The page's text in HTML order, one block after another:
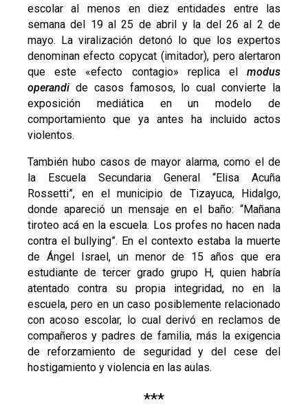
escolar al menos en diez entidades entre las
semana del 19 al 25 de abril y la del 26 al 2 de
mayo. La viralización detonó lo que los expertos
denominan efecto copycat (imitador), pero alertaron
que este «efecto contagio» replica elmodus
operandide casos famosos, lo cual convierte la
exposición mediática en un modelo de
comportamiento que ya antes ha incluido actos
violentos.
También hubo casos de mayor alarma, como el de
la Escuela Secundaria General “Elisa Acuña
Rossetti”, en el municipio de Tizayuca, Hidalgo,
donde apareció un mensaje en el baño: “Mañana
tiroteo acá en la escuela. Los profes no hacen nada
contra el bullying”. En el contexto estaba la muerte
de Ángel Israel, un menor de 15 años que era
estudiante de tercer grado grupo H, quien habría
atentado contra su propia integridad, no en la
escuela, pero en un caso posiblemente relacionado
con acoso escolar, lo cual derivó en reclamos de
compañeros y padres de familia, más la exigencia
de reforzamiento de seguridad y del cese del
hostigamiento y violencia en las aulas.
***